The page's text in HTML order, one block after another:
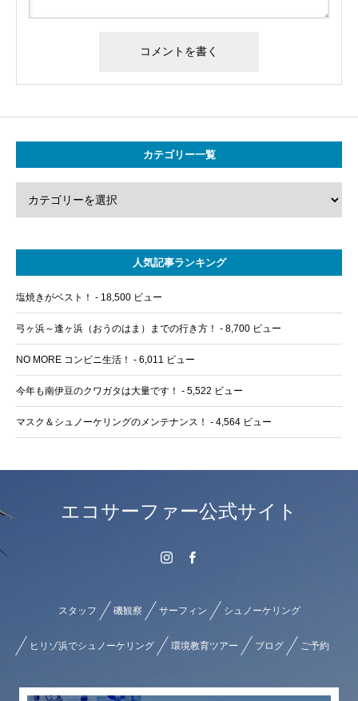
カテゴリー一覧
人気記事ランキング
塩焼きがベスト！ - 18,500 ビュー
弓ヶ浜～逢ヶ浜（おうのはま）までの行き方！ - 8,700 ビュー
NO MORE コンビニ生活！ - 6,011 ビュー
今年も南伊豆のクワガタは大量です！ - 5,522 ビュー
マスク＆シュノーケリングのメンテナンス！ - 4,564 ビュー
エコサーファー公式サイト
スタッフ 磯観察 サーフィン シュノーケリング
ヒリゾ浜でシュノーケリング 環境教育ツアー ブログ ご予約